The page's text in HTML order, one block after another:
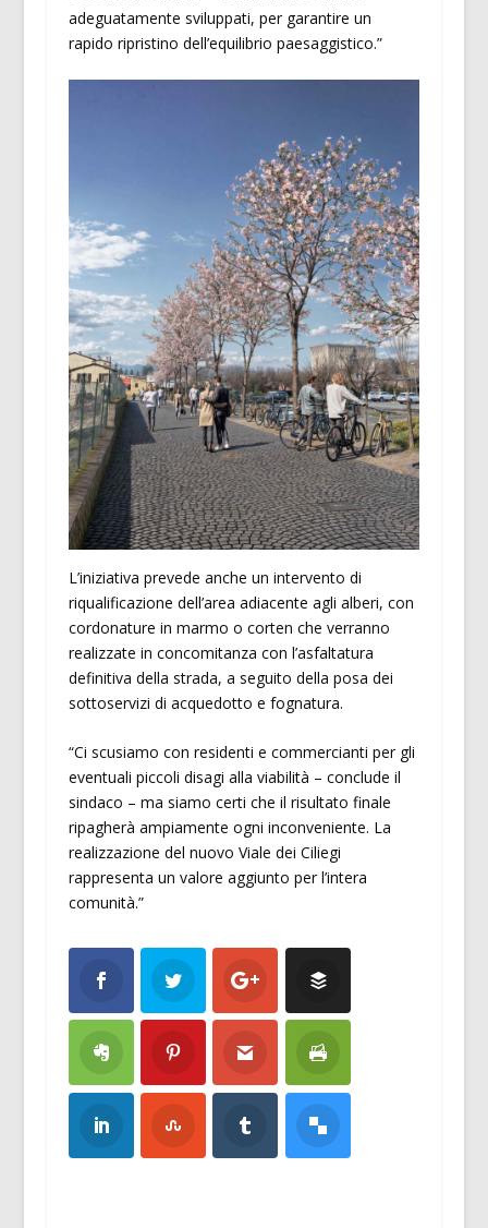
adeguatamente sviluppati, per garantire un
rapido ripristino dell’equilibrio paesaggistico.”
L’iniziativa prevede anche un intervento di
riqualificazione dell’area adiacente agli alberi, con
cordonature in marmo o corten che verranno
realizzate in concomitanza con l’asfaltatura
definitiva della strada, a seguito della posa dei
sottoservizi di acquedotto e fognatura.
“Ci scusiamo con residenti e commercianti per gli
eventuali piccoli disagi alla viabilità – conclude il
sindaco – ma siamo certi che il risultato finale
ripagherà ampiamente ogni inconveniente. La
realizzazione del nuovo Viale dei Ciliegi
rappresenta un valore aggiunto per l’intera
comunità.”